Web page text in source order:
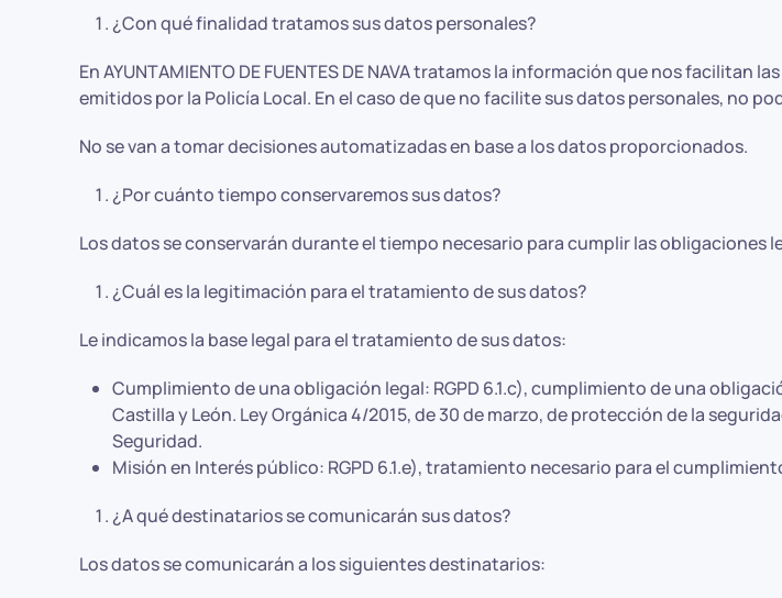
¿Con qué finalidad tratamos sus datos personales?
En AYUNTAMIENTO DE FUENTES DE NAVA tratamos la información que nos
emitidos por la Policía Local. En el caso de que no facilite sus datos personales, no
No se van a tomar decisiones automatizadas en base a los datos proporcionados.
¿Por cuánto tiempo conservaremos sus datos?
Los datos se conservarán durante el tiempo necesario para cumplir las obligaciones
¿Cuál es la legitimación para el tratamiento de sus datos?
Le indicamos la base legal para el tratamiento de sus datos:
Cumplimiento de una obligación legal: RGPD 6.1.c), cumplimiento de una
Castilla y León. Ley Orgánica 4/2015, de 30 de marzo, de protección de la
Seguridad.
Misión en Interés público: RGPD 6.1.e), tratamiento necesario para el
¿A qué destinatarios se comunicarán sus datos?
Los datos se comunicarán a los siguientes destinatarios: